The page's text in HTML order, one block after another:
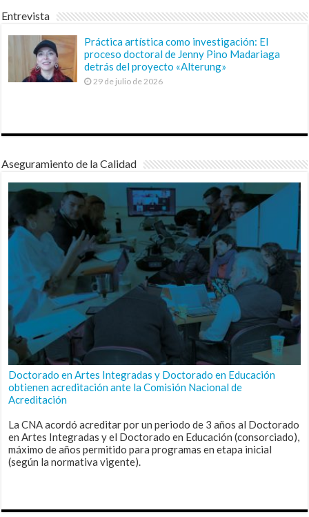
Entrevista
Práctica artística como investigación: El
proceso doctoral de Jenny Pino Madariaga
detrás del proyecto «Alterung»
29 de julio de 2026
Aseguramiento de la Calidad
Doctorado en Artes Integradas y Doctorado en Educación
obtienen acreditación ante la Comisión Nacional de
Acreditación
La CNA acordó acreditar por un periodo de 3 años al Doctorado
en Artes Integradas y el Doctorado en Educación (consorciado),
máximo de años permitido para programas en etapa inicial
(según la normativa vigente).